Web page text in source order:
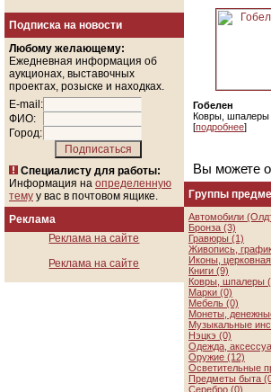
Подписка на новости
Любому желающему:
Ежедневная информация об
аукционах, выставочных
проектах, розыске и находках.
E-mail:
ФИО:
Город:
Специалисту для работы:
Информация на определенную
тему у вас в почтовом ящике.
Реклама
Реклама на сайте
Реклама на сайте
Гобелен
Ковры, шпалеры
[подробнее]
Вы можете
Группы
Автомобили
Бронза (3)
Гравюры (1)
Живопись,
Иконы,
Книги (9)
Ковры, шпалеры
Марки (0)
Мебель (0)
Монеты,
Музыкальные
Нэцкэ (0)
Одежда,
Оружие (12)
Осветительные
Предметы быта
Серебро (0)